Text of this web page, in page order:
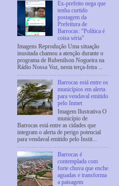
Ex-prefeito nega que
tenha curtido
postagem da
Prefeitura de
Barrocas: “Política é
coisa séria”
Imagens Reprodução Uma situação
inusitada chamou a atenção durante o
programa de Rubenilson Nogueira na
Rádio Nossa Voz, nesta terça-feira ...
Barrocas está entre os
municípios em alerta
para vendaval emitido
pelo Inmet
Imagem Ilustrativa O
município de
Barrocas está entre as cidades que
integram o alerta de perigo potencial
para vendaval emitido pelo Instit...
Barrocas é
contemplada com
forte chuva que enche
aguadas e transforma
a paisagem